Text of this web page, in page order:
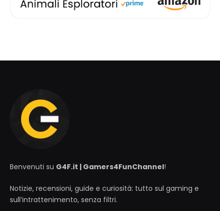
Benvenuti su G4F.it | Gamers4FunChannel!
Notizie, recensioni, guide e curiosità: tutto sul gaming e
sull’intrattenimento, senza filtri.